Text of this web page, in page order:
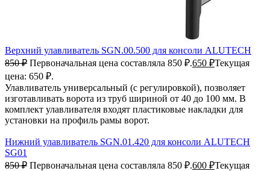
Верхний улавливатель SGN.00.500 для консоли ALUTECH
850₽ Первоначальная цена составляла 850 ₽.650 ₽Текущая
цена: 650 ₽.
Улавливатель универсальный (с регулировкой), позволяет
изготавливать ворота из труб шириной от 40 до 100 мм. В
комплект улавливателя входят пластиковые накладки для
установки на профиль рамы ворот.
Нижний улавливатель SGN.01.420 для консоли ALUTECH
SG01
850₽ Первоначальная цена составляла 850 ₽.600 ₽Текущая